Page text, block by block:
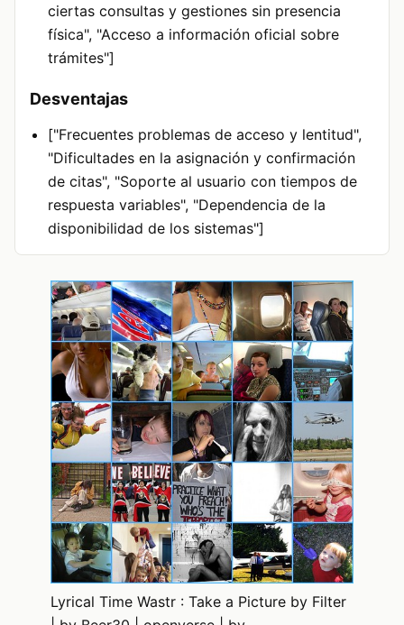
ciertas consultas y gestiones sin presencia
física", "Acceso a información oficial sobre
trámites"]
Desventajas
["Frecuentes problemas de acceso y lentitud",
"Dificultades en la asignación y confirmación
de citas", "Soporte al usuario con tiempos de
respuesta variables", "Dependencia de la
disponibilidad de los sistemas"]
Lyrical Time Wastr : Take a Picture by Filter